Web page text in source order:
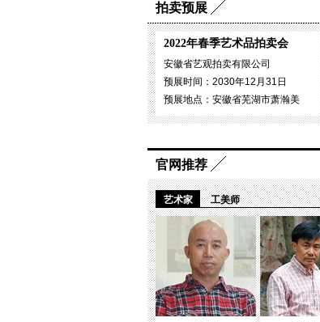
拍卖预展
2022年春季艺术品拍卖会
安徽省艺观拍卖有限公司
预展时间：2030年12月31日
预展地点：安徽省芜湖市萧瀚美
官网推荐
艺术家 工美师